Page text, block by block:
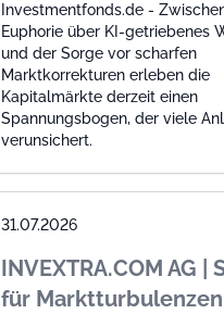
Investmentfonds.de -
Euphorie über KI-getriebenes
und der Sorge vor scharfen
Marktkorrekturen erleben die
Kapitalmärkte derzeit einen
Spannungsbogen, der viele
verunsichert.
31.07.2026
INVEXTRA.COM AG |
für